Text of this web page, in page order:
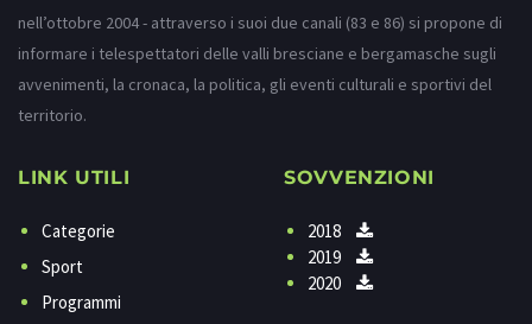
nell’ottobre 2004 - attraverso i suoi due canali (83 e 86) si propone di
informare i telespettatori delle valli bresciane e bergamasche sugli
avvenimenti, la cronaca, la politica, gli eventi culturali e sportivi del
territorio.
LINK UTILI
Categorie
Sport
Programmi
SOVVENZIONI
2018
2019
2020